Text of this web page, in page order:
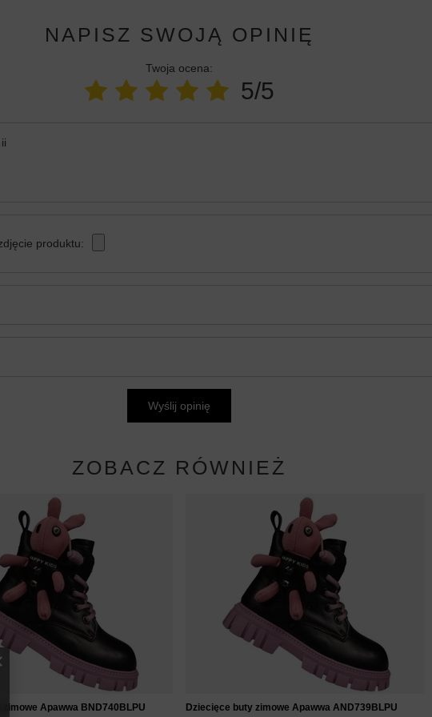
NAPISZ SWOJĄ OPINIĘ
Twoja ocena:
5/5
produktu:
Wyślij opinię
ZOBACZ RÓWNIEŻ
Apawwa BND740BLPU Dziecięce buty zimowe Apawwa AND739BLPU